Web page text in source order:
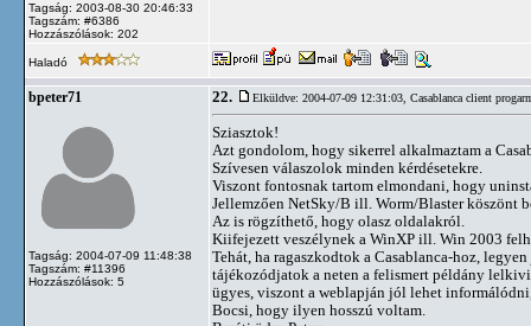
Tagság: 2003-08-30 20:46:33
Tagszám: #6386
Hozzászólások: 202
Haladó
bpeter71
Tagság: 2004-07-09 11:48:38
Tagszám: #11396
Hozzászólások: 5
22. Elküldve: 2004-07-09 12:31:03, Casablanca client
Sziasztok!
Azt gondolom, hogy sikerrel alkalmaztam a
Szívesen válaszolok minden kérdésetekre.
Viszont fontosnak tartom elmondani, hogy
Jellemzően NetSky/B ill. Worm/Blaster köszönt
Az is rögzíthető, hogy olasz oldalakról.
Kiifejezett veszélynek a WinXP ill. Win 2003
Tehát, ha ragaszkodtok a Casablanca-hoz,
tájékozódjatok a neten a felismert példány
ügyes, viszont a weblapján jól lehet
Bocsi, hogy ilyen hosszú voltam.